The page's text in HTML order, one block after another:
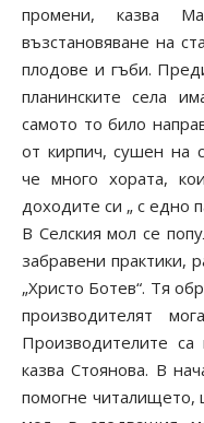
промени, казва
възстановяване на
плодове и гъби.
планинските села
самото то било
от кирпич, сушен на
че много хората,
доходите си „ с едно
В Селския мол се
забравени практики,
„Христо Ботев“. Тя
производителят
Производителите
казва Стоянова. В
помогне читалището,